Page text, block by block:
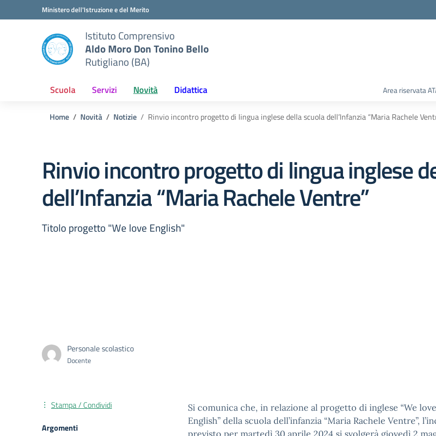
Vai ai contenuti
Vai al menu di navigazioneMinistero dell'Istruzione e del Merito
Istituto Comprensivo
Aldo Moro Don Tonino Bello
Rutigliano (BA)
Scuola Servizi Novità Didattica Area riservata
Home Novità Notizie Rinvio incontro progetto di lingua inglese della scuola dell’Infanzia “Maria Rachele
Rinvio incontro progetto di lingua inglese
dell’Infanzia “Maria Rachele Ventre”
Titolo progetto "We love English"
Personale scolastico
Docente
Si comunica che, in relazione al progetto di inglese “We love
English” della scuola dell’infanzia “Maria Rachele Ventre”,
Stampa / Condividi
Argomenti